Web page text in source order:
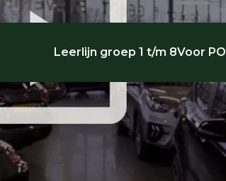
Leerlijn groep 1 t/m 8Voor PO